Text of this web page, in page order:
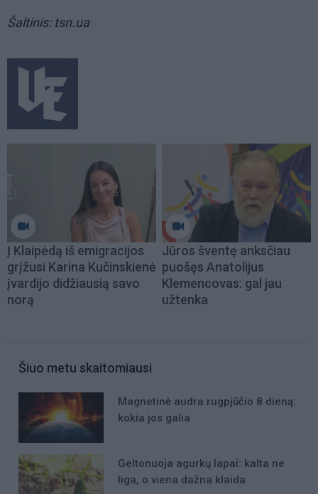
Šaltinis: tsn.ua
Į Klaipėdą iš emigracijos
grįžusi Karina Kučinskienė
įvardijo didžiausią savo
norą
Jūros šventę anksčiau
puošęs Anatolijus
Klemencovas: gal jau
užtenka
Šiuo metu skaitomiausi
Magnetinė audra rugpjūčio 8 dieną:
kokia jos galia
Geltonuoja agurkų lapai: kalta ne
liga, o viena dažna klaida